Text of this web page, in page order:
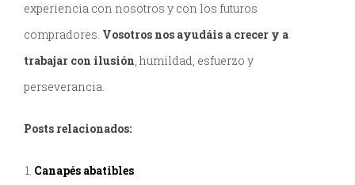
experiencia con nosotros y con los futuros
compradores. Vosotros nos ayudáis a crecer y a
trabajar con ilusión, humildad, esfuerzo y
perseverancia.
Posts relacionados:
Canapés abatibles